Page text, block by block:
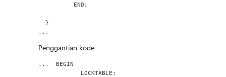
          END;
  }
...
Penggantian kode
...  BEGIN
            LOCKTABLE;